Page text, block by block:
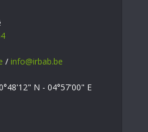
/ info@irbab.be
N - 04°57'00" E